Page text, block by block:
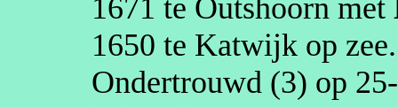
1671 te Outshoorn met
1650 te Katwijk op zee.
Ondertrouwd (3) op